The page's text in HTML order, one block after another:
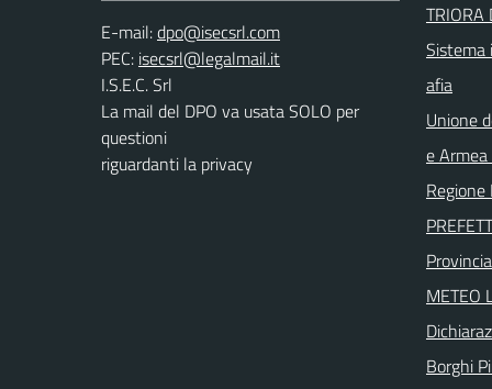
E-mail:
PEC:
I.S.E.C. Srl
La mail del DPO va usata SOLO per
questioni
riguardanti la privacy
TRIORA
afia
Unione
e
Regione
METEO
Borghi